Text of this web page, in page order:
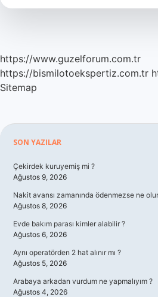
Gelir
https://www.guzelforum.com.tr
https://bismilotoekspertiz.com.tr
Sitemap
Sidebar
SON YAZILAR
Çekirdek kuruyemiş mi ?
Ağustos 9, 2026
Nakit avansı zamanında ödenmezse ne
Ağustos 8, 2026
Evde bakım parası kimler alabilir ?
Ağustos 6, 2026
Aynı operatörden 2 hat alınır mı ?
Ağustos 5, 2026
Arabaya arkadan vurdum ne yapmalıyım ?
Ağustos 4, 2026